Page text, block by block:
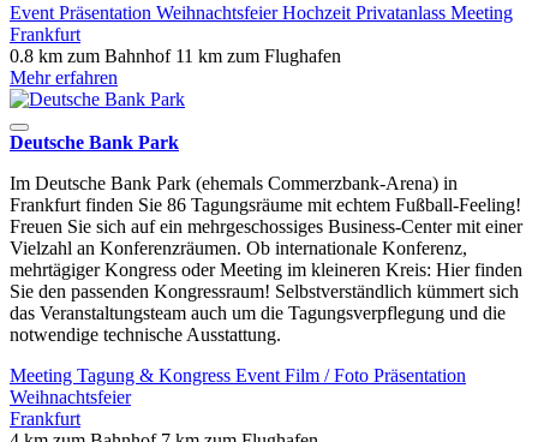
Event Präsentation WeihnachtsfeierHochzeit Privatanlass Meeting
Frankfurt
0.8 km zum Bahnhof 11 km zum Flughafen
Mehr erfahren
Deutsche Bank Park
Im Deutsche Bank Park (ehemals Commerzbank-Arena) in
Frankfurt finden Sie 86 Tagungsräume mit echtem Fußball-Feeling!
Freuen Sie sich auf ein mehrgeschossiges Business-Center mit einer
Vielzahl an Konferenzräumen. Ob internationale Konferenz,
mehrtägiger Kongress oder Meeting im kleineren Kreis: Hier finden
Sie den passenden Kongressraum! Selbstverständlich kümmert sich
das Veranstaltungsteam auch um die Tagungsverpflegung und die
notwendige technische Ausstattung.
Meeting Tagung & Kongress Event Film / Foto Präsentation
Weihnachtsfeier
Frankfurt